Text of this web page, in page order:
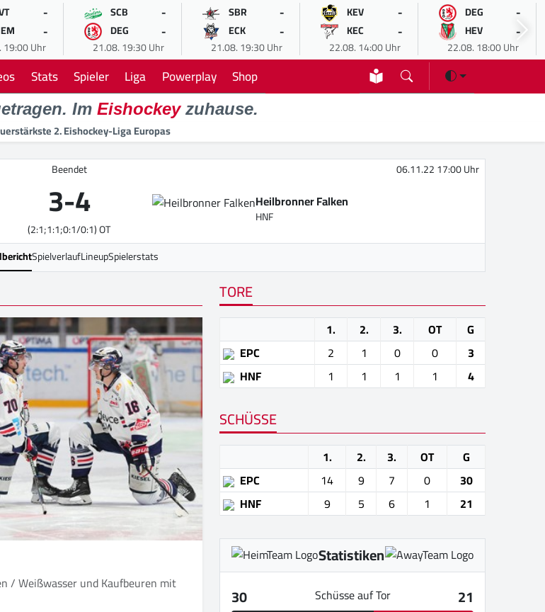
-
-
19:00 Uhr
SCB -
DEG -
21.08. 19:30 Uhr
SBR -
ECK -
21.08. 19:30 Uhr
KEV -
KEC -
22.08. 14:00 Uhr
DEG -
HEV -
22.08. 18:00 Uhr
Stats Spieler Liga Powerplay Shop
Im Eishockeyzuhause.
2. Eishockey-Liga Europas
Beendet 06.11.22 17:00 Uhr
3-4
(2:1;1:1;0:1/0:1) OT
Heilbronner Falken
HNF
SpielverlaufLineupSpielerstats
/ Weißwasser und Kaufbeuren mit
TORE
1. 2. 3. OT
G
EPC
2 1 0 0
3
HNF
1 1 1 1 4
SCHÜSSE
1. 2. 3. OT
G
EPC
14 9 7 0
30
HNF
9 5 6 1 21
Statistiken
30
Schüsse auf Tor
21